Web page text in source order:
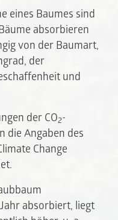
eines Baumes sind
absorbieren
von der Baumart,
der
und
der CO2-
die Angaben des
Change
absorbiert, liegt